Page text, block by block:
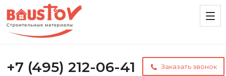
+7 (495) 212-06-41 Заказать звонок